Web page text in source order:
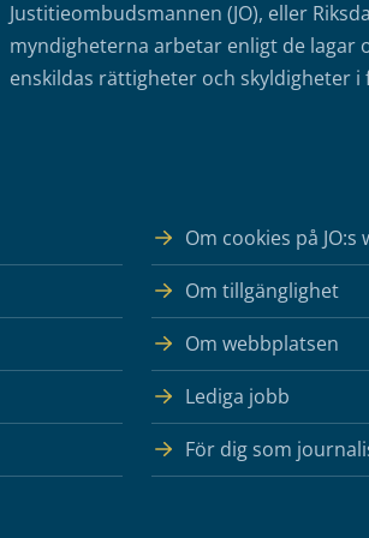
Justitieombudsmannen (JO), eller
myndigheterna arbetar enligt de lagar
enskildas rättigheter och skyldigheter
Om cookies på JO:s
Om tillgänglighet
Om webbplatsen
Lediga jobb
För dig som